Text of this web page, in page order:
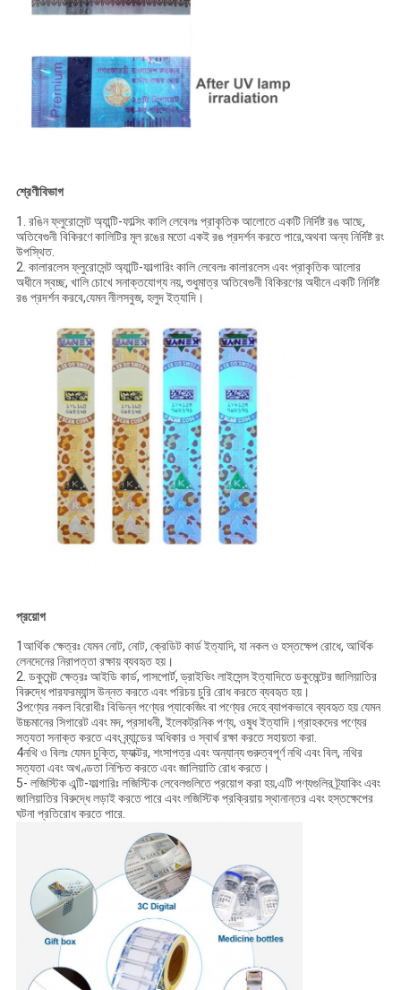
শ্রেণীবিভাগ
1. রঙিন ফ্লুরোসেন্ট অ্যান্টি-ফাল্সিং কালি লেবেলঃ প্রাকৃতিক আলোতে একটি নির্দিষ্ট রঙ আছে,
অতিবেগুনী বিকিরণে কালিটির মূল রঙের মতো একই রঙ প্রদর্শন করতে পারে,অথবা অন্য নির্দিষ্ট রং
উপস্থিত.
2. কালারলেস ফ্লুরোসেন্ট অ্যান্টি-ফাল্গারিং কালি লেবেলঃ কালারলেস এবং প্রাকৃতিক আলোর
অধীনে স্বচ্ছ, খালি চোখে সনাক্তযোগ্য নয়, শুধুমাত্র অতিবেগুনী বিকিরণের অধীনে একটি নির্দিষ্ট
রঙ প্রদর্শন করবে,যেমন নীলসবুজ, হলুদ ইত্যাদি।
প্রয়োগ
1আর্থিক ক্ষেত্রঃ যেমন নোট, নোট, ক্রেডিট কার্ড ইত্যাদি, যা নকল ও হস্তক্ষেপ রোধে, আর্থিক
লেনদেনের নিরাপত্তা রক্ষায় ব্যবহৃত হয়।
2. ডকুমেন্ট ক্ষেত্রঃ আইডি কার্ড, পাসপোর্ট, ড্রাইভিং লাইসেন্স ইত্যাদিতে ডকুমেন্টের জালিয়াতির
বিরুদ্ধে পারফরম্যান্স উন্নত করতে এবং পরিচয় চুরি রোধ করতে ব্যবহৃত হয়।
3পণ্যের নকল বিরোধীঃ বিভিন্ন পণ্যের প্যাকেজিং বা পণ্যের দেহে ব্যাপকভাবে ব্যবহৃত হয় যেমন
উচ্চমানের সিগারেট এবং মদ, প্রসাধনী, ইলেকট্রনিক পণ্য, ওষুধ ইত্যাদি।গ্রাহকদের পণ্যের
সত্যতা সনাক্ত করতে এবং ব্র্যান্ডের অধিকার ও স্বার্থ রক্ষা করতে সহায়তা করা.
4নথি ও বিলঃ যেমন চুক্তি, ফ্যাক্টর, শংসাপত্র এবং অন্যান্য গুরুত্বপূর্ণ নথি এবং বিল, নথির
সত্যতা এবং অখণ্ডতা নিশ্চিত করতে এবং জালিয়াতি রোধ করতে।
5- লজিস্টিক এন্টি-ফাল্গারিঃ লজিস্টিক লেবেলগুলিতে প্রয়োগ করা হয়,এটি পণ্যগুলির ট্র্যাকিং এবং
জালিয়াতির বিরুদ্ধে লড়াই করতে পারে এবং লজিস্টিক প্রক্রিয়ায় স্থানান্তর এবং হস্তক্ষেপের
ঘটনা প্রতিরোধ করতে পারে.